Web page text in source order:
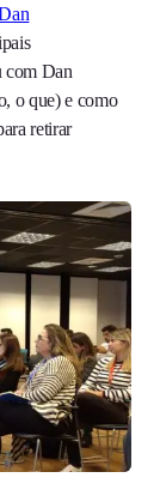
com Dan
o que) e como
retirar